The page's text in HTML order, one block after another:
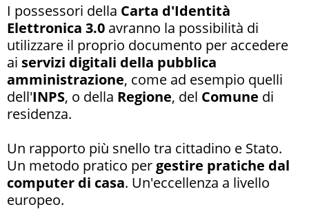
I possessori della Carta d'Identità
Elettronica 3.0 avranno la possibilità di
utilizzare il proprio documento per accedere
ai servizi digitali della pubblica
amministrazione, come ad esempio quelli
dell'INPS, o della Regione, del Comune di
residenza.
Un rapporto più snello tra cittadino e Stato.
Un metodo pratico pergestire pratiche dal
computer di casa. Un'eccellenza a livello
europeo.